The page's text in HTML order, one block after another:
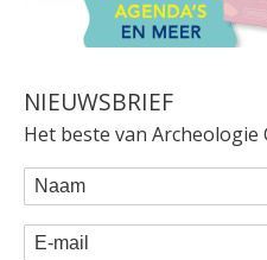
NIEUWSBRIEF
Het beste van Archeologie
WEBFORM
Naam
E-mail